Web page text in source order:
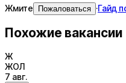
Жмите
Пожаловаться ·Гайд
Похожие вакансии
Ж
ЖОЛ
7 авг.